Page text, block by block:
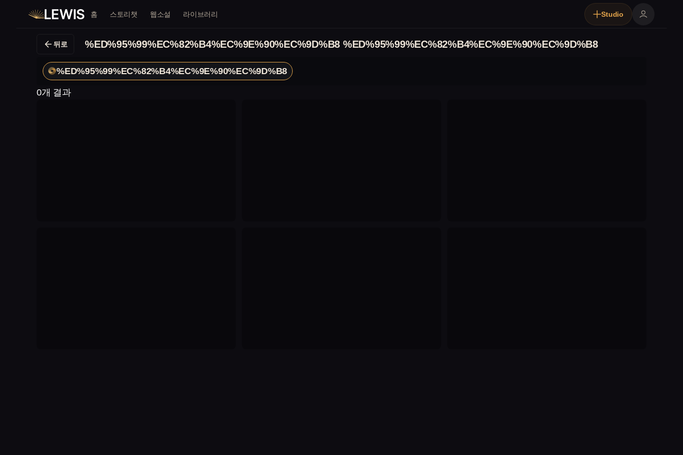
홈 스토리챗 웹소설 라이브러리 Studio
뒤로 %ED%95%99%EC%82%B4%EC%9E%90%EC%9D%B8 %ED%95%99%EC%82%B4%EC%9E%90%EC%9D%B8
%ED%95%99%EC%82%B4%EC%9E%90%EC%9D%B8
0개 결과